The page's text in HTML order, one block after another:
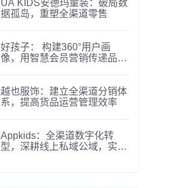
UA KIDS安德玛童装：破局数
据孤岛，重塑全渠道零售
好孩子： 构建360°用户画
像，用智慧会员营销传递品牌
越也服饰：建立全渠道分销体
系，提高货品运营管理效率
Appkids：全渠道数字化转
型，深耕线上私域公域，实现